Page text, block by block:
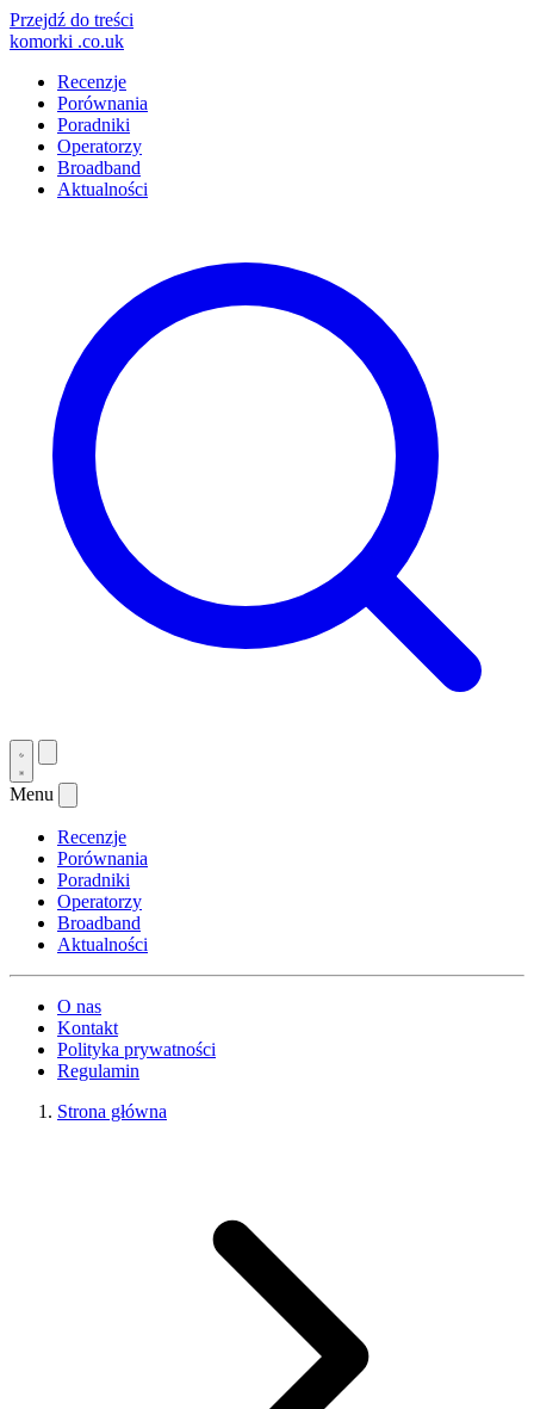
Przejdź do treści
komorki .co.uk
Recenzje
Porównania
Poradniki
Operatorzy
Broadband
Aktualności
Menu
Recenzje
Porównania
Poradniki
Operatorzy
Broadband
Aktualności
O nas
Kontakt
Polityka prywatności
Regulamin
Strona główna